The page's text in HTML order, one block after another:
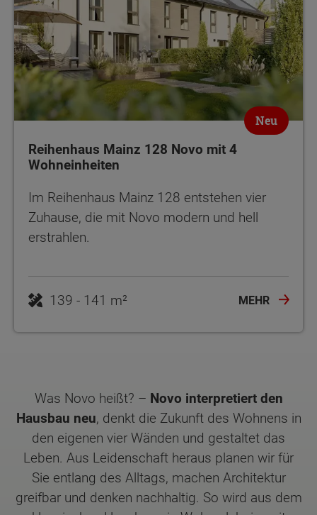
Neu
Reihenhaus Mainz 128 Novo mit 4
Wohneinheiten
Im Reihenhaus Mainz 128 entstehen vier
Zuhause, die mit Novo modern und hell
erstrahlen.
139 - 141 m² MEHR
Was Novo heißt? – Novo interpretiert den
Hausbau neu, denkt die Zukunft des Wohnens in
den eigenen vier Wänden und gestaltet das
Leben. Aus Leidenschaft heraus planen wir für
Sie entlang des Alltags, machen Architektur
greifbar und denken nachhaltig. So wird aus dem